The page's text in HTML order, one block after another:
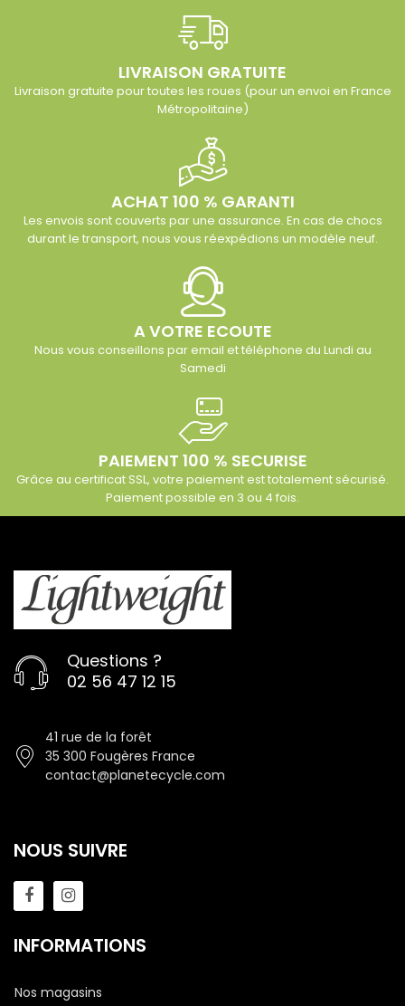
LIVRAISON GRATUITE
Livraison gratuite pour toutes les roues (pour un envoi en France
Métropolitaine)
ACHAT 100 % GARANTI
Les envois sont couverts par une assurance. En cas de chocs
durant le transport, nous vous réexpédions un modèle neuf.
A VOTRE ECOUTE
Nous vous conseillons par email et téléphone du Lundi au
Samedi
PAIEMENT 100 % SECURISE
Grâce au certificat SSL, votre paiement est totalement sécurisé.
Paiement possible en 3 ou 4 fois.
Questions ?
02 56 47 12 15
41 rue de la forêt
35 300 Fougères France
contact@planetecycle.com
NOUS SUIVRE
INFORMATIONS
Nos magasins